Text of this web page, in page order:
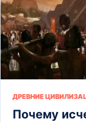
ДРЕВНИЕ
Почему